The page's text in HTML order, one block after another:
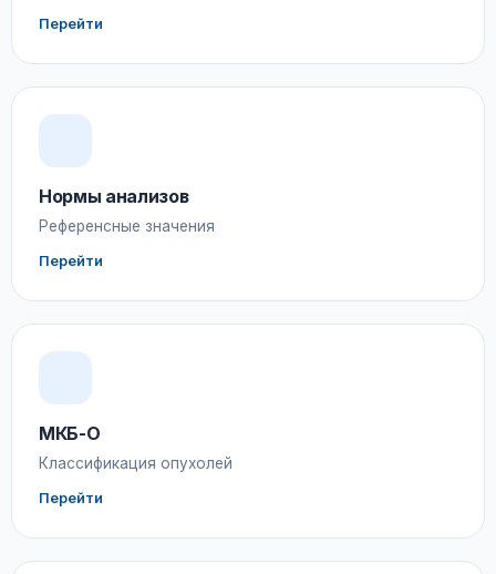
Перейти
Нормы анализов
Референсные значения
Перейти
МКБ-О
Классификация опухолей
Перейти